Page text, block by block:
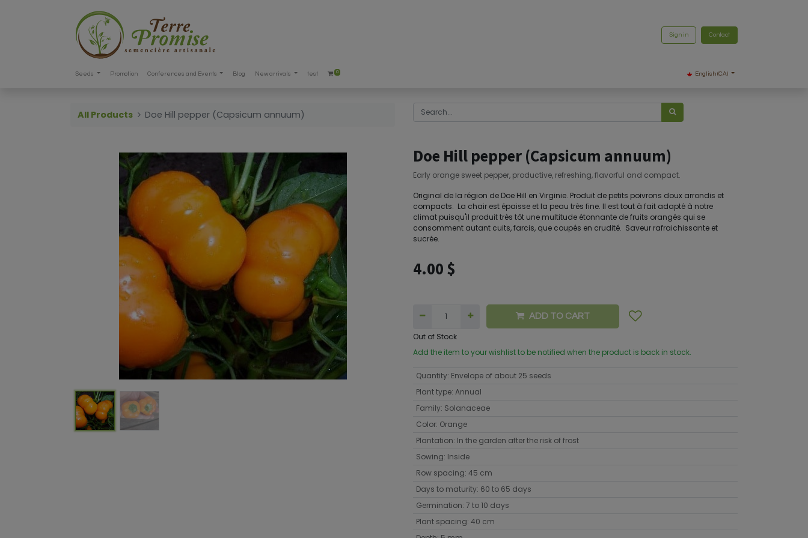
Sign in Contact
Seeds Promotion Conferences and Events Blog New arrivals test 0 English (CA)
All Products Doe Hill pepper (Capsicum annuum)
Doe Hill pepper (Capsicum annuum)
Early orange sweet pepper, productive, refreshing, flavorful and compact.
Original de la région de Doe Hill en Virginie. Produit de petits poivrons doux arrondis et
compacts. La chair est épaisse et la peau très fine. Il est tout à fait adapté à notre
climat puisqu'il produit très tôt une multitude étonnante de fruits orangés qui se
consomment autant cuits, farcis, que coupés en crudité. Saveur rafraichissante et
sucrée.
4.00 $
ADD TO CART
Out of Stock
Add the item to your wishlist to be notified when the product is back in stock.
Quantity: Envelope of about 25 seeds
Plant type: Annual
Family: Solanaceae
Color: Orange
Plantation: In the garden after the risk of frost
Sowing: Inside
Row spacing: 45 cm
Days to maturity: 60 to 65 days
Germination: 7 to 10 days
Plant spacing: 40 cm